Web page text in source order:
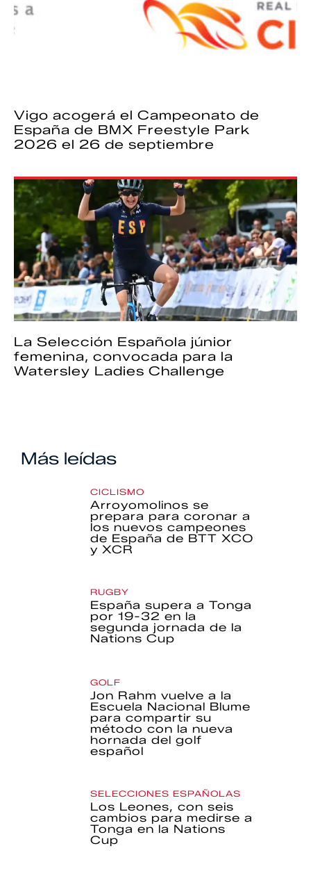
Vigo acogerá el Campeonato de
España de BMX Freestyle Park
2026 el 26 de septiembre
La Selección Española júnior
femenina, convocada para la
Watersley Ladies Challenge
Más leídas
CICLISMO
Arroyomolinos se
prepara para coronar a
los nuevos campeones
de España de BTT XCO
y XCR
RUGBY
España supera a Tonga
por 19-32 en la
segunda jornada de la
Nations Cup
GOLF
Jon Rahm vuelve a la
Escuela Nacional Blume
para compartir su
método con la nueva
hornada del golf
español
SELECCIONES ESPAÑOLAS
Los Leones, con seis
cambios para medirse a
Tonga en la Nations
Cup